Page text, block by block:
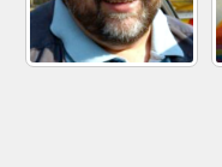
O. JÓZEF OLEKSY SJ